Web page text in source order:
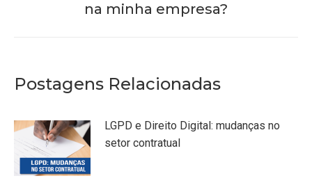
post:
na minha empresa?
Postagens Relacionadas
LGPD e Direito Digital: mudanças no
setor contratual